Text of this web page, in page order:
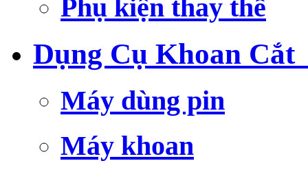
Phụ kiện thay thế
Dụng Cụ Khoan Cắt
Máy dùng pin
Máy khoan